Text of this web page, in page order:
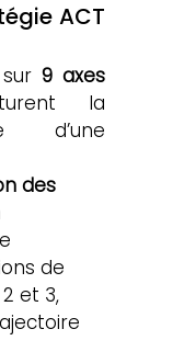
ACT
9 axes
la
d’une
des
de
2 et 3,